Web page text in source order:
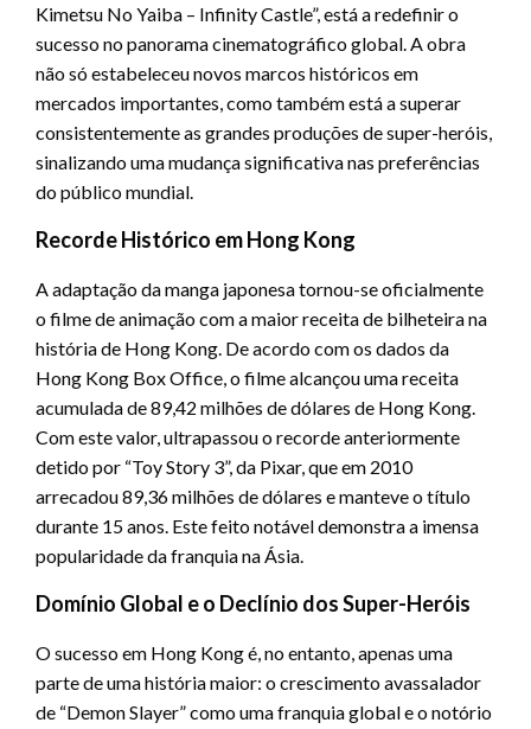
Kimetsu No Yaiba – Infinity Castle”, está a redefinir o
sucesso no panorama cinematográfico global. A obra
não só estabeleceu novos marcos históricos em
mercados importantes, como também está a superar
consistentemente as grandes produções de super-heróis,
sinalizando uma mudança significativa nas preferências
do público mundial.
Recorde Histórico em Hong Kong
A adaptação da manga japonesa tornou-se oficialmente
o filme de animação com a maior receita de bilheteira na
história de Hong Kong. De acordo com os dados da
Hong Kong Box Office, o filme alcançou uma receita
acumulada de 89,42 milhões de dólares de Hong Kong.
Com este valor, ultrapassou o recorde anteriormente
detido por “Toy Story 3”, da Pixar, que em 2010
arrecadou 89,36 milhões de dólares e manteve o título
durante 15 anos. Este feito notável demonstra a imensa
popularidade da franquia na Ásia.
Domínio Global e o Declínio dos Super-Heróis
O sucesso em Hong Kong é, no entanto, apenas uma
parte de uma história maior: o crescimento avassalador
de “Demon Slayer” como uma franquia global e o notório